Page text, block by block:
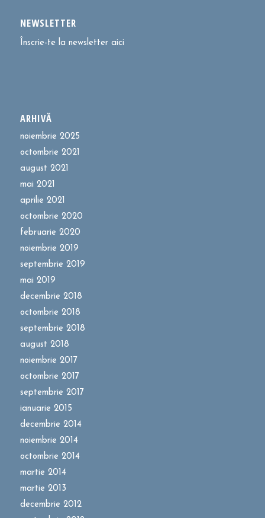
NEWSLETTER
Înscrie-te la newsletter aici
ARHIVĂ
noiembrie 2025
octombrie 2021
august 2021
mai 2021
aprilie 2021
octombrie 2020
februarie 2020
noiembrie 2019
septembrie 2019
mai 2019
decembrie 2018
octombrie 2018
septembrie 2018
august 2018
noiembrie 2017
octombrie 2017
septembrie 2017
ianuarie 2015
decembrie 2014
noiembrie 2014
octombrie 2014
martie 2014
martie 2013
decembrie 2012